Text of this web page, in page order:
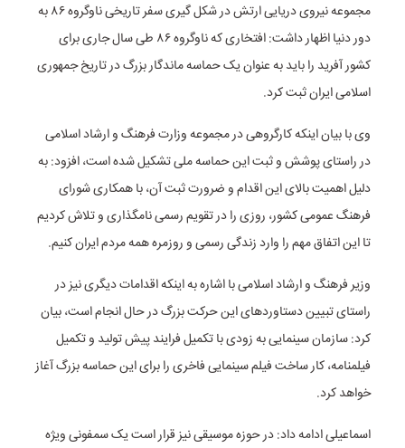
مجموعه نیروی دریایی ارتش در شکل گیری سفر تاریخی ناوگروه ۸۶ به
دور دنیا اظهار داشت: افتخاری که ناوگروه ۸۶ طی سال جاری برای
کشور آفرید را باید به عنوان یک حماسه ماندگار بزرگ در تاریخ جمهوری
اسلامی ایران ثبت کرد.
وی با بیان اینکه کارگروهی در مجموعه وزارت فرهنگ و ارشاد اسلامی
در راستای پوشش و ثبت این حماسه ملی تشکیل شده است، افزود: به
دلیل اهمیت بالای این اقدام و ضرورت ثبت آن، با همکاری شورای
فرهنگ عمومی کشور، روزی را در تقویم رسمی نامگذاری و تلاش کردیم
تا این اتفاق مهم را وارد زندگی رسمی و روزمره همه مردم ایران کنیم.
وزیر فرهنگ و ارشاد اسلامی با اشاره به اینکه اقدامات دیگری نیز در
راستای تبیین دستاوردهای این حرکت بزرگ در حال انجام است، بیان
کرد: سازمان سینمایی به زودی با تکمیل فرایند پیش تولید و تکمیل
فیلمنامه، کار ساخت فیلم سینمایی فاخری را برای این حماسه بزرگ آغاز
خواهد کرد.
اسماعیلی ادامه داد: در حوزه موسیقی نیز قرار است یک سمفونی ویژه